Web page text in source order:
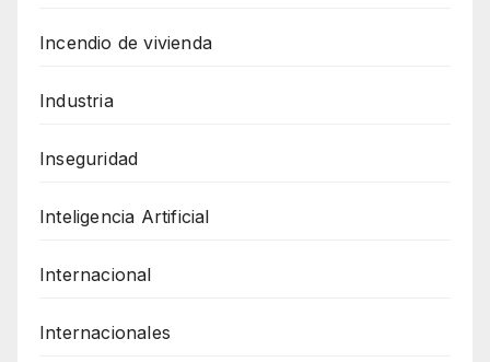
Incendio de vivienda
Industria
Inseguridad
Inteligencia Artificial
Internacional
Internacionales